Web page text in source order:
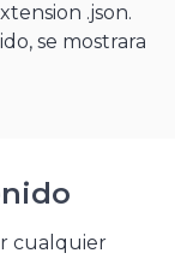
.json.
se mostrara
cualquier